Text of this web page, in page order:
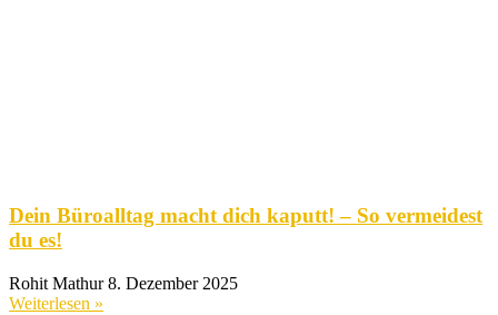
Dein Büroalltag macht dich kaputt! – So vermeidest
du es!
Rohit Mathur8. Dezember 2025
Weiterlesen »